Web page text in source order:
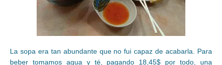
La sopa era tan abundante que no fui capaz de acabarla. Para
beber tomamos agua y té, pagando 18,45$ por todo, una